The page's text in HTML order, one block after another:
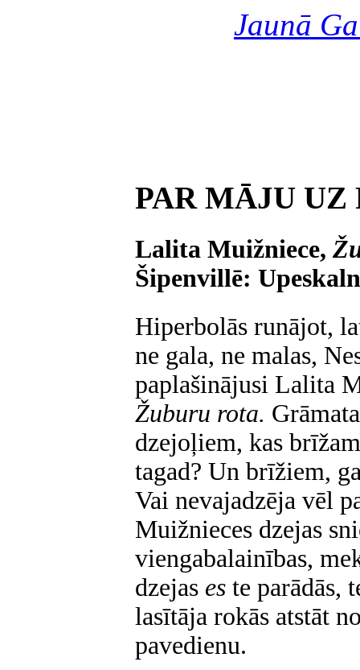
Jaunā
PAR MĀJU
Lalita Muižniece,
Šipenvillē:
Hiperbolās runājot,
ne gala, ne malas,
paplašinājusi Lalita
Žuburu rota.
dzejoļiem, kas
tagad? Un brīžiem,
Vai nevajadzēja vēl
Muižnieces dzejas
viengabalainības,
dzejas es te parādās,
lasītāja rokās atstāt
pavedienu.